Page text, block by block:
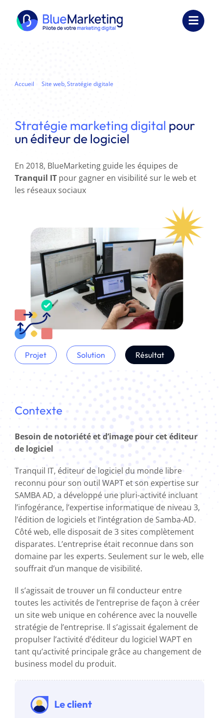
contenu
Réalisations
Société
Accueil Site web Stratégie digitale
Stratégie marketing digital pour
un éditeur de logiciel
En 2018, BlueMarketing guide les équipes de
Tranquil ITpour gagner en visibilité sur le web et
les réseaux sociaux
Projet Solution Résultat
Contexte
Besoin de notoriété et d’image pour cet éditeur
de logiciel
Tranquil IT, éditeur de logiciel du monde libre
reconnu pour son outil WAPT et son expertise sur
SAMBA AD, a développé une pluri-activité incluant
l’infogérance, l’expertise informatique de niveau 3,
l’édition de logiciels et l’intégration de Samba-AD.
Côté web, elle disposait de 3 sites complètement
disparates. L’entreprise était reconnue dans son
domaine par les experts. Seulement sur le web, elle
souffrait d’un manque de visibilité.
Il s’agissait de trouver un fil conducteur entre
toutes les activités de l’entreprise de façon à créer
un site web unique en cohérence avec la nouvelle
stratégie de l’entreprise. Il s’agissait également de
propulser l’activité d’éditeur du logiciel WAPT en
tant qu’activité principale grâce au changement de
business model du produit.
Le client